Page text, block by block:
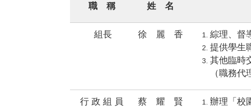
職 稱 姓 名
組長 徐 麗 香
綜理、督
提供學生
其他臨時
（職務
行 政 組 員 蔡 耀 賢
辦理「校